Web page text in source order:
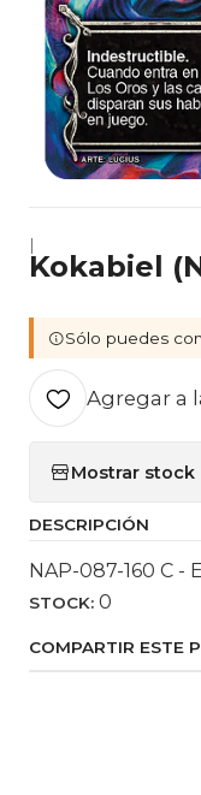
|
Kokabiel
Sólo puedes
Agregar a
Mostrar
DESCRIPCIÓN
NAP-087-160 C -
STOCK: 0
COMPARTIR ESTE